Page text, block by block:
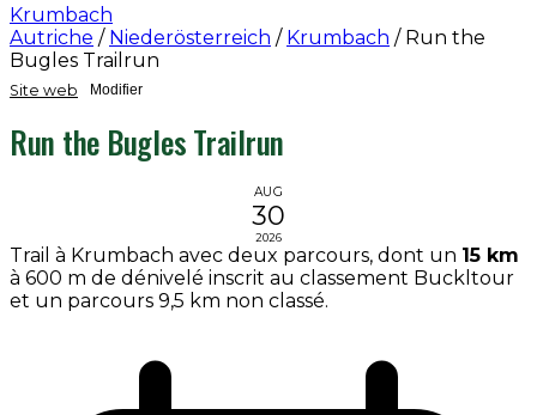
Krumbach
Autriche / Niederösterreich / Krumbach / Run the
Bugles Trailrun
Site web Modifier
Run the Bugles Trailrun
AUG
30
2026
Trail à Krumbach avec deux parcours, dont un 15 km
à 600 m de dénivelé inscrit au classement Buckltour
et un parcours 9,5 km non classé.